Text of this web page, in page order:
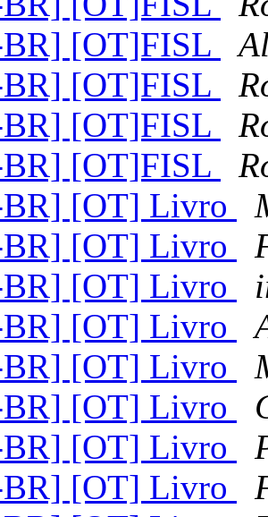
[OT]FISL
[OT]FISL
[OT]FISL
[OT]FISL
[OT] Livro
[OT] Livro
[OT] Livro
[OT] Livro
[OT] Livro
[OT] Livro
[OT] Livro
[OT] Livro